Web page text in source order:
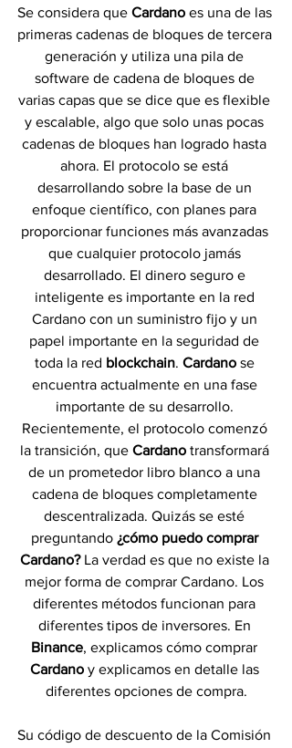
Se considera que Cardano es una de las
primeras cadenas de bloques de tercera
generación y utiliza una pila de
software de cadena de bloques de
varias capas que se dice que es flexible
y escalable, algo que solo unas pocas
cadenas de bloques han logrado hasta
ahora. El protocolo se está
desarrollando sobre la base de un
enfoque científico, con planes para
proporcionar funciones más avanzadas
que cualquier protocolo jamás
desarrollado. El dinero seguro e
inteligente es importante en la red
Cardano con un suministro fijo y un
papel importante en la seguridad de
toda la red blockchain. Cardano se
encuentra actualmente en una fase
importante de su desarrollo.
Recientemente, el protocolo comenzó
la transición, que Cardano transformará
de un prometedor libro blanco a una
cadena de bloques completamente
descentralizada. Quizás se esté
preguntando ¿cómo puedo comprar
Cardano? La verdad es que no existe la
mejor forma de comprar Cardano. Los
diferentes métodos funcionan para
diferentes tipos de inversores. En
Binance, explicamos cómo comprar
Cardano y explicamos en detalle las
diferentes opciones de compra.
Su código de descuento de la Comisión